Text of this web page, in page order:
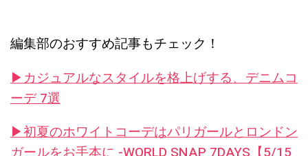
編集部のおすすめ記事もチェック！
▶︎カジュアルなスタイルを格上げする、デニムコ
ーデ 7選
▶︎初夏のホワイトコーデはパリガールとロンドン